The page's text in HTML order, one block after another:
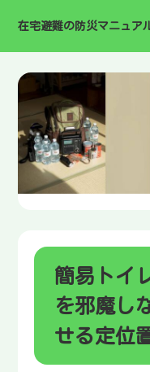
在宅避難の防災マニュア
簡易トイ
を邪魔し
せる定位